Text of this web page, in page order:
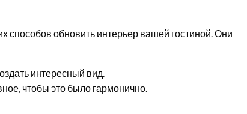
способов обновить интерьер вашей гостиной. Они
интересный вид.
чтобы это было гармонично.